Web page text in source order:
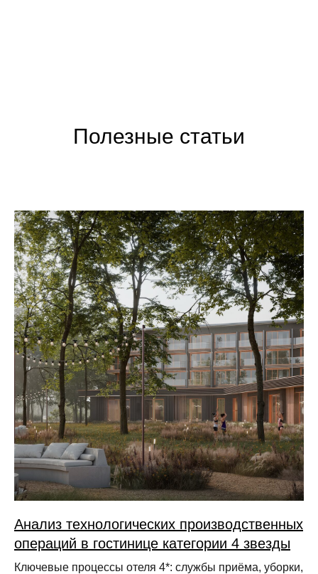
Полезные статьи
Анализ технологических производственных
операций в гостинице категории 4 звезды
Ключевые процессы отеля 4*: службы приёма, уборки,